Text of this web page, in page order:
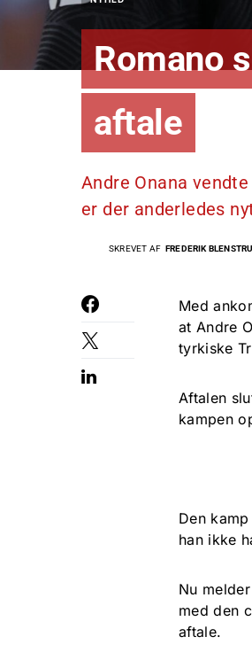
Romano
aftale
Andre Onana
er der anderledes
SKREVET AF FREDERIK
Med
at Andre
tyrkiske
Aftalen
kampen
Den
han ikke
Nu
med den
aftale.